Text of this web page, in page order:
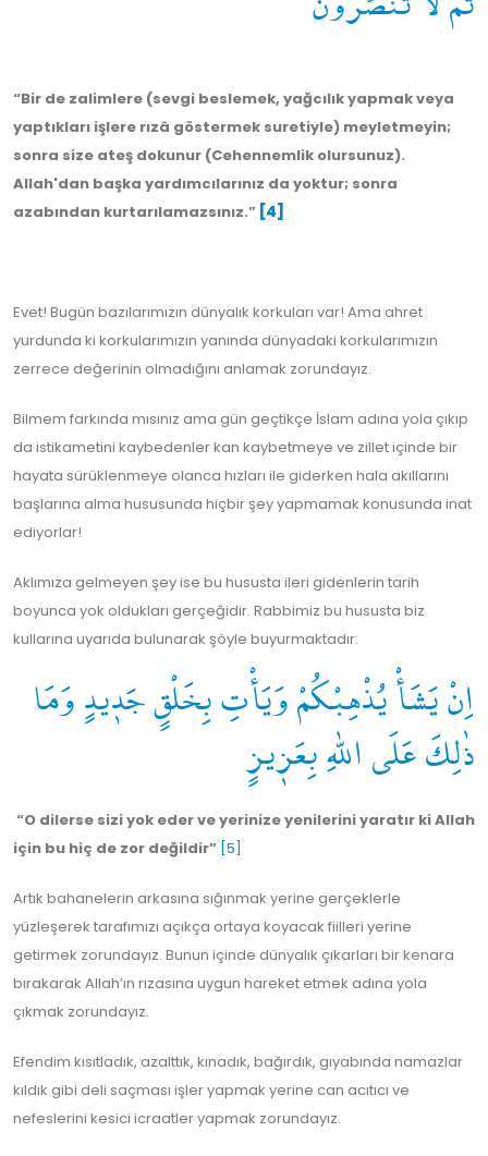
“Bir de zalimlere (sevgi beslemek, yağcılık yapmak veya
yaptıkları işlere rızâ göstermek suretiyle) meyletmeyin;
sonra size ateş dokunur (Cehennemlik olursunuz).
Allah'dan başka yardımcılarınız da yoktur; sonra
azabından kurtarılamazsınız.” [4]
Evet! Bugün bazılarımızın dünyalık korkuları var! Ama ahret
yurdunda ki korkularımızın yanında dünyadaki korkularımızın
zerrece değerinin olmadığını anlamak zorundayız.
Bilmem farkında mısınız ama gün geçtikçe İslam adına yola çıkıp
da istikametini kaybedenler kan kaybetmeye ve zillet içinde bir
hayata sürüklenmeye olanca hızları ile giderken hala akıllarını
başlarına alma hususunda hiçbir şey yapmamak konusunda inat
ediyorlar!
Aklımıza gelmeyen şey ise bu hususta ileri gidenlerin tarih
boyunca yok oldukları gerçeğidir. Rabbimiz bu hususta biz
kullarına uyarıda bulunarak şöyle buyurmaktadır:
اِنْ يَشَأْ يُذْهِبْكُمْ وَيَأْتِ بِخَلْقٍ جَدٖيدٍ وَمَا
ذٰلِكَ عَلَى اللّٰهِ بِعَزٖيزٍ
“O dilerse sizi yok eder ve yerinize yenilerini yaratır ki Allah
için bu hiç de zor değildir” [5]
Artık bahanelerin arkasına sığınmak yerine gerçeklerle
yüzleşerek tarafımızı açıkça ortaya koyacak fiilleri yerine
getirmek zorundayız. Bunun içinde dünyalık çıkarları bir kenara
bırakarak Allah’ın rızasına uygun hareket etmek adına yola
çıkmak zorundayız.
Efendim kısıtladık, azalttık, kınadık, bağırdık, gıyabında namazlar
kıldık gibi deli saçması işler yapmak yerine can acıtıcı ve
nefeslerini kesici icraatler yapmak zorundayız.